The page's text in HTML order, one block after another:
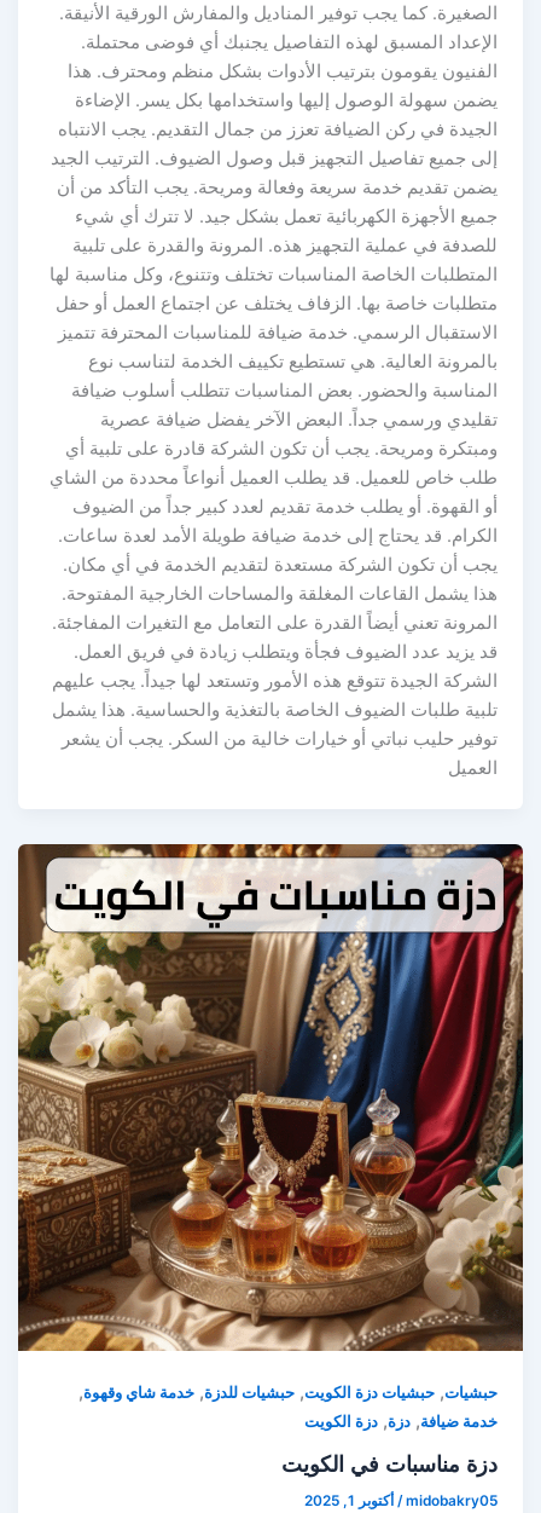
الصغيرة. كما يجب توفير المناديل والمفارش الورقية الأنيقة.
الإعداد المسبق لهذه التفاصيل يجنبك أي فوضى محتملة.
الفنيون يقومون بترتيب الأدوات بشكل منظم ومحترف. هذا
يضمن سهولة الوصول إليها واستخدامها بكل يسر. الإضاءة
الجيدة في ركن الضيافة تعزز من جمال التقديم. يجب الانتباه
إلى جميع تفاصيل التجهيز قبل وصول الضيوف. الترتيب الجيد
يضمن تقديم خدمة سريعة وفعالة ومريحة. يجب التأكد من أن
جميع الأجهزة الكهربائية تعمل بشكل جيد. لا تترك أي شيء
للصدفة في عملية التجهيز هذه. المرونة والقدرة على تلبية
المتطلبات الخاصة المناسبات تختلف وتتنوع، وكل مناسبة لها
متطلبات خاصة بها. الزفاف يختلف عن اجتماع العمل أو حفل
الاستقبال الرسمي. خدمة ضيافة للمناسبات المحترفة تتميز
بالمرونة العالية. هي تستطيع تكييف الخدمة لتناسب نوع
المناسبة والحضور. بعض المناسبات تتطلب أسلوب ضيافة
تقليدي ورسمي جداً. البعض الآخر يفضل ضيافة عصرية
ومبتكرة ومريحة. يجب أن تكون الشركة قادرة على تلبية أي
طلب خاص للعميل. قد يطلب العميل أنواعاً محددة من الشاي
أو القهوة. أو يطلب خدمة تقديم لعدد كبير جداً من الضيوف
الكرام. قد يحتاج إلى خدمة ضيافة طويلة الأمد لعدة ساعات.
يجب أن تكون الشركة مستعدة لتقديم الخدمة في أي مكان.
هذا يشمل القاعات المغلقة والمساحات الخارجية المفتوحة.
المرونة تعني أيضاً القدرة على التعامل مع التغيرات المفاجئة.
قد يزيد عدد الضيوف فجأة ويتطلب زيادة في فريق العمل.
الشركة الجيدة تتوقع هذه الأمور وتستعد لها جيداً. يجب عليهم
تلبية طلبات الضيوف الخاصة بالتغذية والحساسية. هذا يشمل
توفير حليب نباتي أو خيارات خالية من السكر. يجب أن يشعر
العميل
حبشيات, حبشيات دزة الكويت, حبشيات للدزة, خدمة شاي وقهوة,
خدمة ضيافة, دزة, دزة الكويت
دزة مناسبات في الكويت
midobakry05
/ أكتوبر 1, 2025